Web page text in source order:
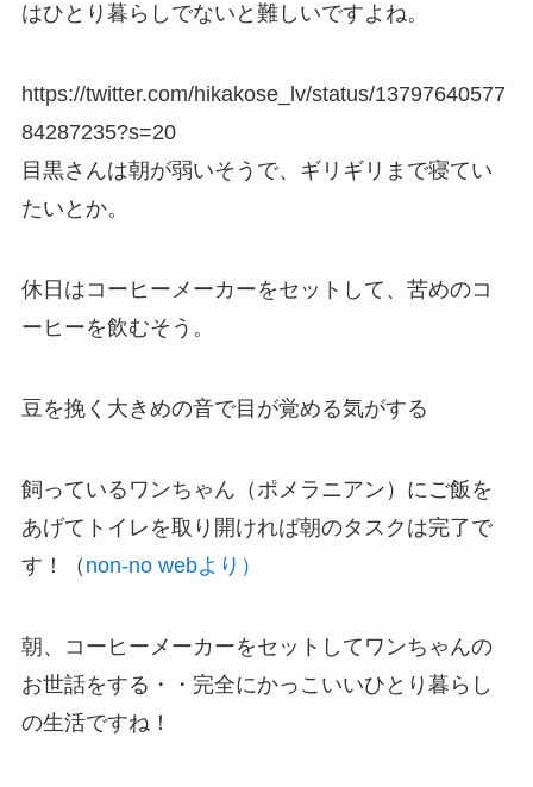
はひとり暮らしでないと難しいですよね。
https://twitter.com/hikakose_lv/status/13797640577
84287235?s=20
目黒さんは朝が弱いそうで、ギリギリまで寝てい
たいとか。
休日はコーヒーメーカーをセットして、苦めのコ
ーヒーを飲むそう。
豆を挽く大きめの音で目が覚める気がする
飼っているワンちゃん（ポメラニアン）にご飯を
あげてトイレを取り開ければ朝のタスクは完了で
す！（ non-no webより）
朝、コーヒーメーカーをセットしてワンちゃんの
お世話をする・・完全にかっこいいひとり暮らし
の生活ですね！